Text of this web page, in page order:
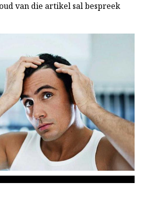
van die artikel sal bespreek